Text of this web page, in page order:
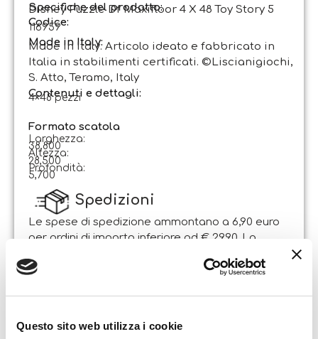
Questo sito web utilizza i cookie
Specifiche del prodotto:
Disney Puzzle Df Maxifloor 4 X 48 Toy Story 5
Codice:
116959
Made in Italy:
Made in Italy. Articolo ideato e fabbricato in
Italia in stabilimenti certificati. ©Liscianigiochi,
S. Atto, Teramo, Italy
Contenuti e dettagli:
4×48 pezzi
Formato scatola
Larghezza:
38,800
Altezza:
28,500
Profondità:
5,700
Spedizioni
Le spese di spedizione ammontano a 6,90 euro
per ordini di importo inferiore ad € 29,90. La
superiore.
Il pacco sarà spedito entro 1-2 giorni lavorativi
domenica non si effettuano spedizioni.